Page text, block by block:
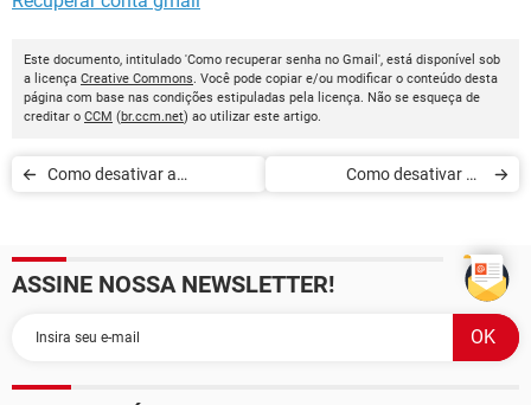
Este documento, intitulado 'Como recuperar senha no Gmail', está disponível sob
a licença Creative Commons. Você pode copiar e/ou modificar o conteúdo desta
página com base nas condições estipuladas pela licença. Não se esqueça de
creditar o CCM (br.ccm.net) ao utilizar este artigo.
Como desativar a
Como desativar as
ASSINE NOSSA NEWSLETTER!